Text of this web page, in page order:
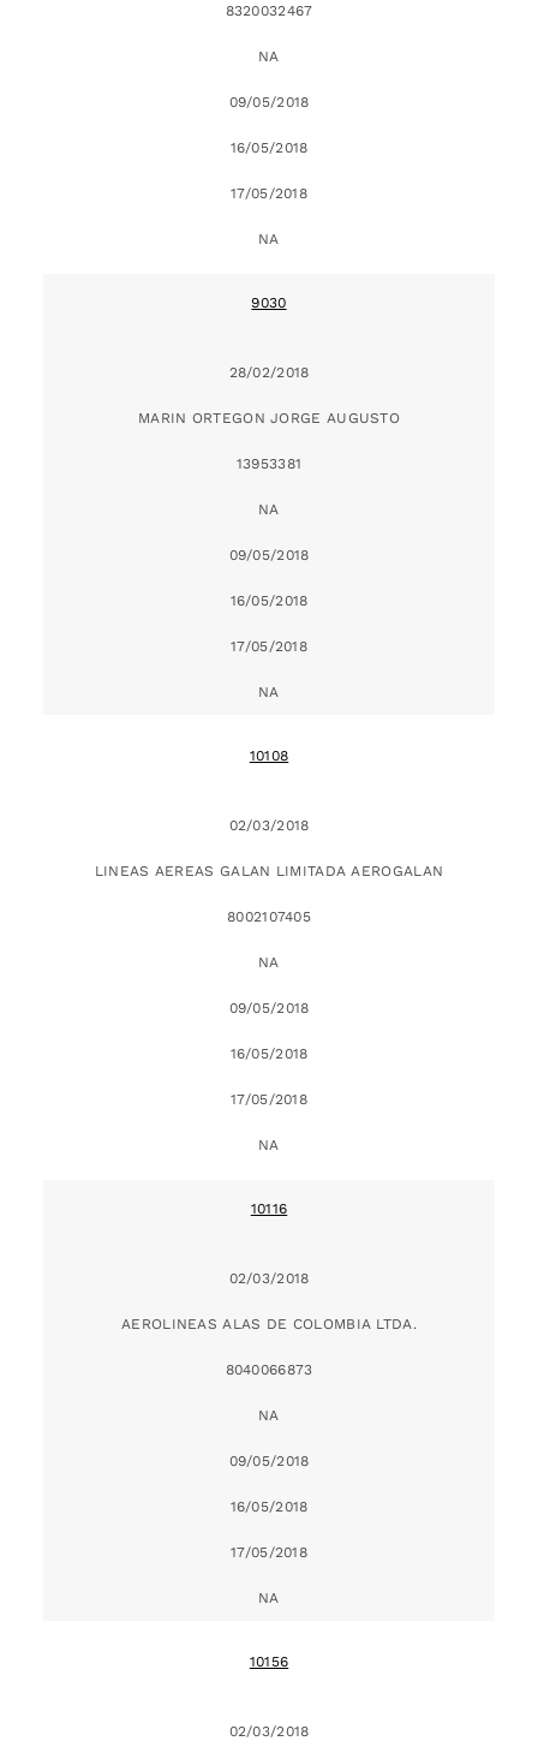
8320032467
NA
09/05/2018
16/05/2018
17/05/2018
NA
9030
28/02/2018
MARIN ORTEGON JORGE AUGUSTO
13953381
NA
09/05/2018
16/05/2018
17/05/2018
NA
10108
02/03/2018
LINEAS AEREAS GALAN LIMITADA AEROGALAN
8002107405
NA
09/05/2018
16/05/2018
17/05/2018
NA
10116
02/03/2018
AEROLINEAS ALAS DE COLOMBIA LTDA.
8040066873
NA
09/05/2018
16/05/2018
17/05/2018
NA
10156
02/03/2018